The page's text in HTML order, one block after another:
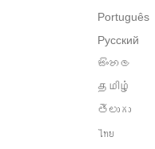
Português
Русский
සිංහල
தமிழ்
తెలుగు
ไทย